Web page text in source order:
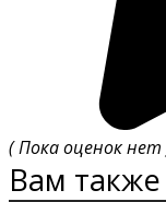
( Пока оценок нет
Вам